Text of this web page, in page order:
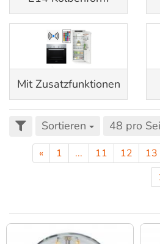
Mit Zusatzfunktionen
Sortieren 48 pro
« 1 ... 11 12 13